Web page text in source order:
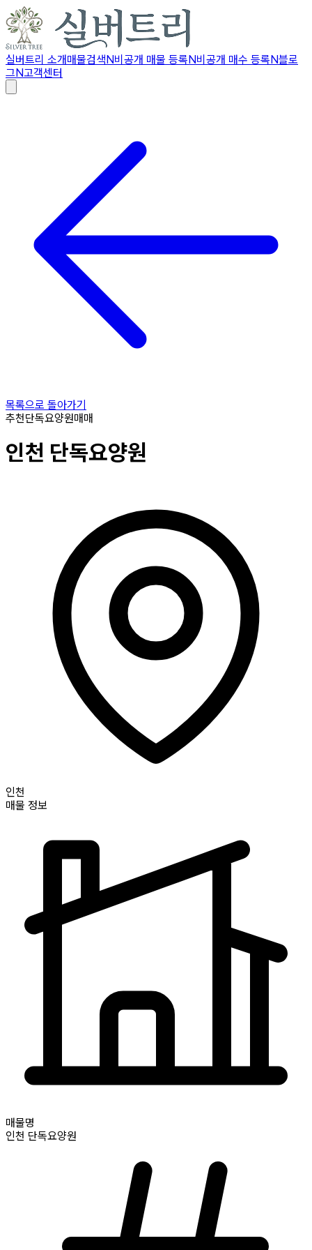
실버트리 소개매물검색N비공개 매물 등록N비공개 매수 등록N블로
그N고객센터
목록으로 돌아가기
추천단독요양원매매
인천 단독요양원
인천
매물 정보
매물명
인천 단독요양원